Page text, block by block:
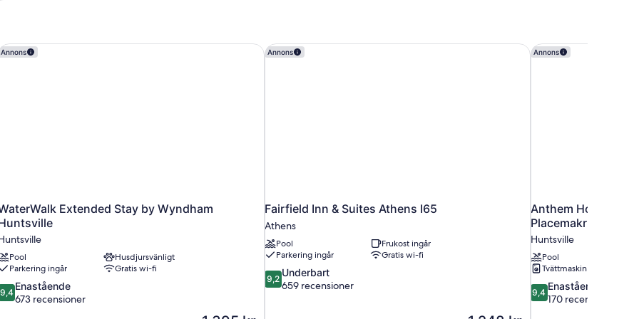
Annons
Extended Stay by Wyndham
Pool
Husdjursvänligt
Parkering ingår
Gratis wi-fi
9,4
Enastående
673 recensioner
Extended Stay by Wyndham Huntsville Annons
Fairfield Inn & Suites Athens I65
Athens
Pool
Frukost ingår
Parkering ingår
Gratis wi-fi
9.2
av
9,2
Underbart
659 recensioner
Fairfield Inn & Suites Athens I65 Annons
Anthem House
Placemakr
Huntsville
Pool
Tvättmaskin
9.4
av
9,4
Enastående
170 recensioner
Anthem House